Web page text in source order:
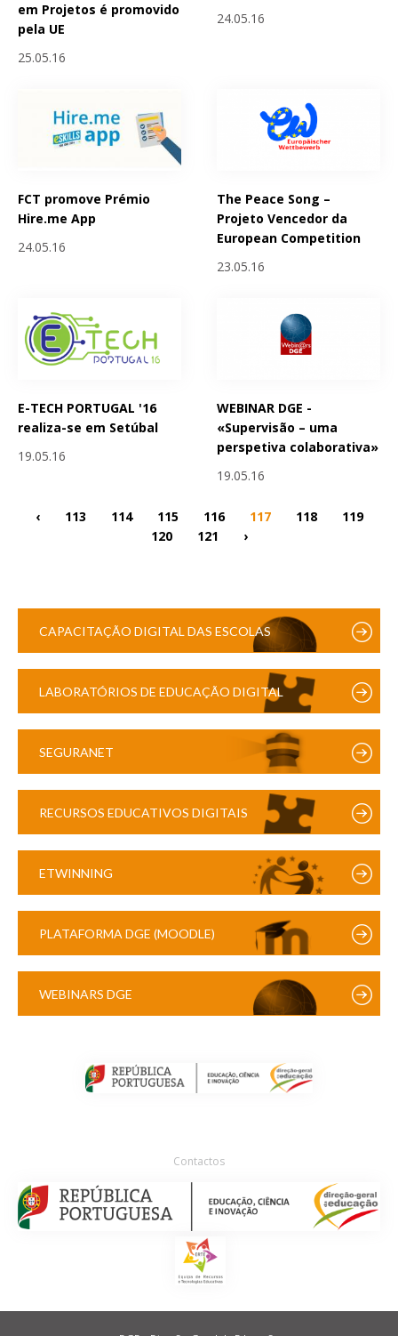
em Projetos é promovido
pela UE
25.05.16
24.05.16
FCT promove Prémio
Hire.me App
24.05.16
The Peace Song –
Projeto Vencedor da
European Competition
23.05.16
E-TECH PORTUGAL '16
realiza-se em Setúbal
19.05.16
WEBINAR DGE -
«Supervisão – uma
perspetiva colaborativa»
19.05.16
‹ 113 114 115 116 117 118
119
120
121 ›
CAPACITAÇÃO DIGITAL DAS ESCOLAS
LABORATÓRIOS DE EDUCAÇÃO DIGITAL
SEGURANET
RECURSOS EDUCATIVOS DIGITAIS
ETWINNING
PLATAFORMA DGE (MOODLE)
WEBINARS DGE
Contactos